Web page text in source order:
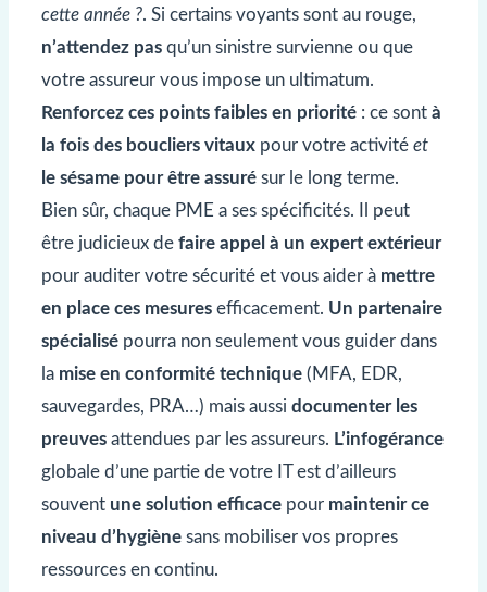
cette année ?. Si certains voyants sont au rouge,
n’attendez pas qu’un sinistre survienne ou que
votre assureur vous impose un ultimatum.
Renforcez ces points faibles en priorité : ce sontà
la fois des boucliers vitaux pour votre activitéet
le sésame pour être assuré sur le long terme.
Bien sûr, chaque PME a ses spécificités. Il peut
être judicieux defaire appel à un expert extérieur
pour auditer votre sécurité et vous aider à mettre
en place ces mesures efficacement. Un partenaire
spécialisé pourra non seulement vous guider dans
la mise en conformité technique (MFA, EDR,
sauvegardes, PRA…) mais aussidocumenter les
preuves attendues par les assureurs. L’infogérance
globale d’une partie de votre IT est d’ailleurs
souvent une solution efficace pour maintenir ce
niveau d’hygiène sans mobiliser vos propres
ressources en continu.